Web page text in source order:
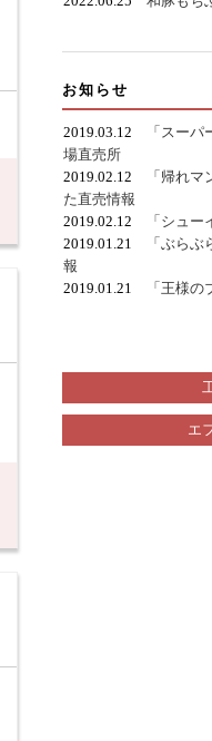
お知らせ
2019.03.12
「スー
場直売所
2019.02.12
「帰れ
た直売情報
2019.02.12
「シュ
2019.01.21
「ぶら
報
2019.01.21
「王様
エ